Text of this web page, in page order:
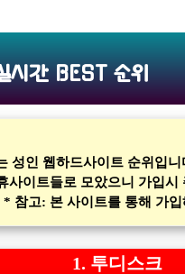
시간 BEST 순위
성인 웹하드사이트 순위입
사이트들로 모았으니 가입
* 참고: 본 사이트를 통해 가
1. 투디스크